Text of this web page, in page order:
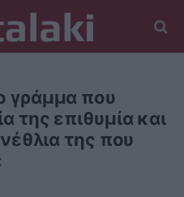
γράμμα που
της επιθυμία και
της που